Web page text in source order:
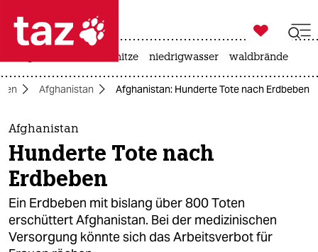
 taz zahl ich
taz zahl ich
themen
politik
öko
gesellschaft

taz zahl ich
hitze niedrigwasser waldbrände
Afghanistan Afghanistan: Hunderte Tote nach Erdbeben
Afghanistan
Hunderte Tote nach
Erdbeben
Ein Erdbeben mit bislang über 800 Toten
erschüttert Afghanistan. Bei der medizinischen
Versorgung könnte sich das Arbeitsverbot für